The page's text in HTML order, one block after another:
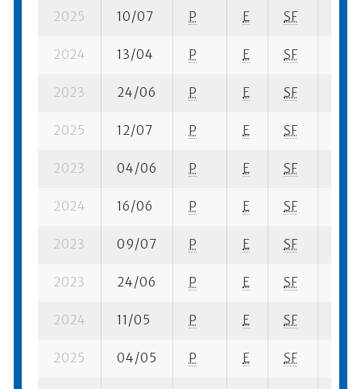
2025 10/07 P E SF
2024 13/04 P E SF
2023 24/06 P E SF
2025 12/07 P E SF
2023 04/06 P E SF
2024 16/06 P E SF
2023 09/07 P E SF
2023 24/06 P E SF
2024 11/05 P E SF
2025 04/05 P E SF